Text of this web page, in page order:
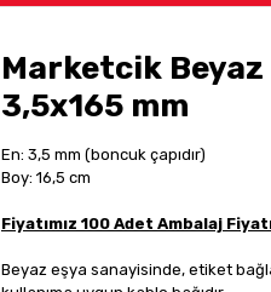
Marketcik Beyaz
3,5x165 mm
En: 3,5 mm (boncuk çapıdır)
Boy: 16,5 cm
Fiyatımız 100 Adet Ambalaj
Beyaz eşya sanayisinde, etiket